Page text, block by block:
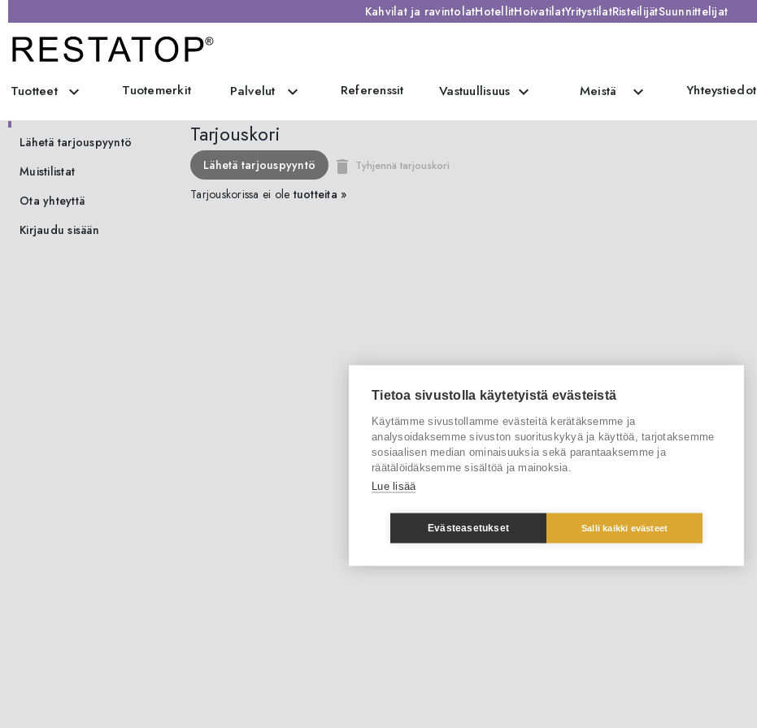
Kahvilat ja ravintolatHotellitHoivatilatYritystilatRisteilijätSuunnittelijat
Tuotteet expand_more Tuotemerkit Palvelut expand_more Referenssit Vastuullisuus expand_more Meistä expand_more Yhteystiedot
Lähetä tarjouspyyntö
Muistilistat
Ota yhteyttä
Kirjaudu sisään
Tarjouskori
Lähetä tarjouspyyntö delete Tyhjennä tarjouskori
Tarjouskorissa ei ole tuotteita »
Tietoa sivustolla käytetyistä evästeistä
Käytämme sivustollamme evästeitä kerätäksemme ja
analysoidaksemme sivuston suorituskykyä ja käyttöä, tarjotaksemme
sosiaalisen median ominaisuuksia sekä parantaaksemme ja
räätälöidäksemme sisältöä ja mainoksia.
Lue lisää
Evästeasetukset Salli kaikki evästeet